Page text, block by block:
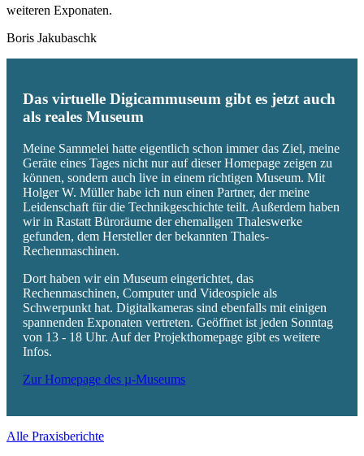
weiteren Exponaten.
Boris Jakubaschk
Das virtuelle Digicammuseum gibt es jetzt auch
als reales Museum
Meine Sammelei hatte eigentlich schon immer das Ziel, meine
Geräte eines Tages nicht nur auf dieser Homepage zeigen zu
können, sondern auch live in einem richtigen Museum. Mit
Holger W. Müller habe ich nun einen Partner, der meine
Leidenschaft für die Technikgeschichte teilt. Außerdem haben
wir in Rastatt Büroräume der ehemaligen Thaleswerke
gefunden, dem Hersteller der bekannten Thales-
Rechenmaschinen.
Dort haben wir ein Museum eingerichtet, das
Rechenmaschinen, Computer und Videospiele als
Schwerpunkt hat. Digitalkameras sind ebenfalls mit einigen
spannenden Exponaten vertreten. Geöffnet ist jeden Sonntag
von 13 - 18 Uhr. Auf der Projekthomepage gibt es weitere
Infos.
Zur Homepage des µ-Museums
Alle Praxisberichte